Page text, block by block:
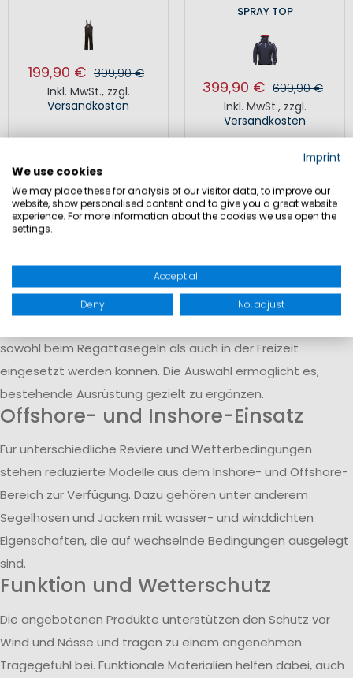
199,90 € 399,90 €
Inkl. MwSt., zzgl.
Versandkosten
SPRAY TOP
399,90 € 699,90 €
Inkl. MwSt., zzgl.
Versandkosten
Im Sale-Sortiment finden sich zahlreiche Artikel aus
verschiedenen Bereichen der Segelbekleidung. Dazu zählen
sowohl beim Regattasegeln als auch in der Freizeit
eingesetzt werden können. Die Auswahl ermöglicht es,
bestehende Ausrüstung gezielt zu ergänzen.
Offshore- und Inshore-Einsatz
Für unterschiedliche Reviere und Wetterbedingungen
stehen reduzierte Modelle aus dem Inshore- und Offshore-
Bereich zur Verfügung. Dazu gehören unter anderem
Segelhosen und Jacken mit wasser- und winddichten
Eigenschaften, die auf wechselnde Bedingungen ausgelegt
sind.
Funktion und Wetterschutz
Die angebotenen Produkte unterstützen den Schutz vor
Wind und Nässe und tragen zu einem angenehmen
Tragegefühl bei. Funktionale Materialien helfen dabei, auch
Imprint
We use cookies
We may place these for analysis of our visitor data, to improve our
website, show personalised content and to give you a great website
experience. For more information about the cookies we use open the
settings.
Accept all
Deny No, adjust